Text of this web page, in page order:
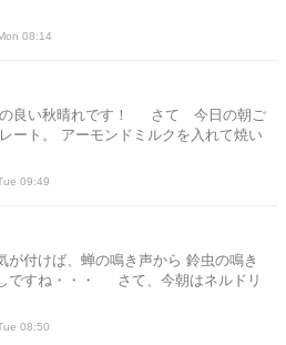
08:14
の良い秋晴れです！ さて 今日の朝ご
ート。 アーモンドミルクを入れて焼い
09:49
が付けば、蝉の鳴き声から 鈴虫の鳴き
ですね・・・ さて、今朝はネルドリ
08:50